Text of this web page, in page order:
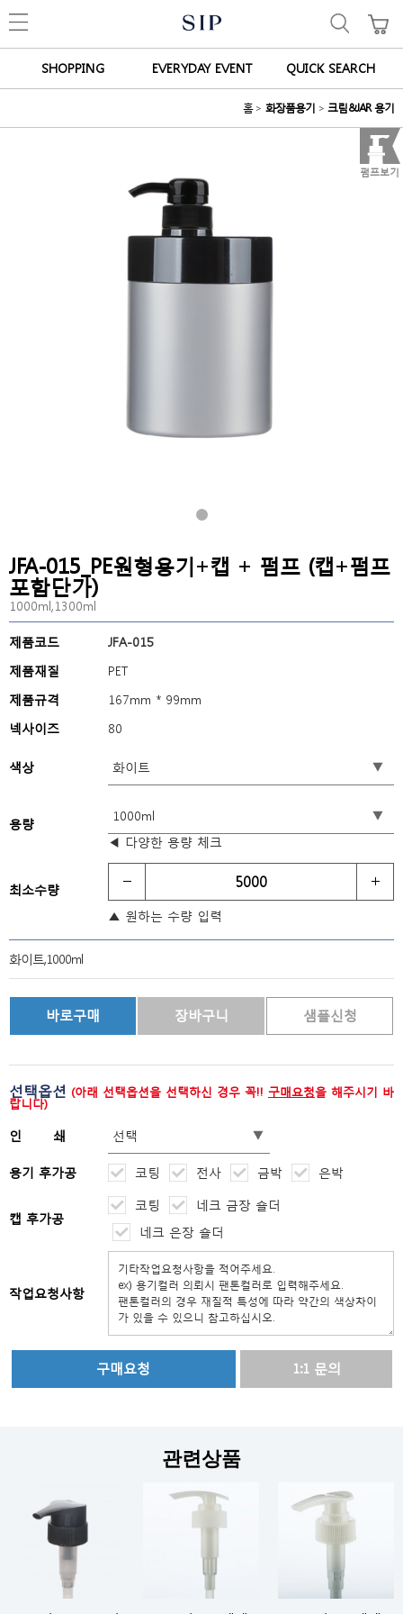
SHOPPING EVERYDAY EVENT QUICK SEARCH
홈 > 화장품용기 > 크림&JAR 용기
펌프보기
JFA-015_PE원형용기+캡 + 펌프 (캡+펌프
포함단가)
1000ml,1300ml
제품코드
JFA-015
제품재질
PET
제품규격
167mm * 99mm
넥사이즈
80
색상
용량
◀ 다양한 용량 체크
최소수량
▲ 원하는 수량 입력
화이트,1000ml
선택옵션 (아래 선택옵션을 선택하신 경우 꼭!! 구매요청을 해주시기 바
랍니다)
인 쇄
용기 후가공 코팅 전사 금박 은박
캡 후가공
코팅
네크 금장 숄더
네크 은장 숄더
작업요청사항
1:1 문의
관련상품